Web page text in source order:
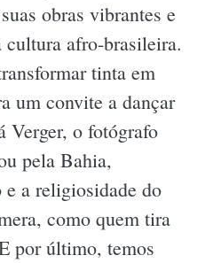
obras vibrantes e
afro-brasileira.
tinta em
um convite a dançar
Verger, o fotógrafo
pela Bahia,
a religiosidade do
como quem tira
por último, temos